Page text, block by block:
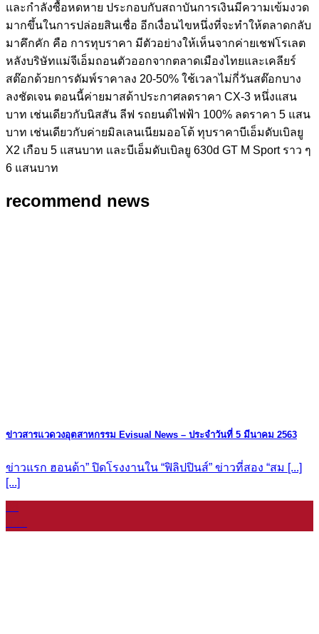
และกำลังซื้อหดหาย ประกอบกับสถาบันการเงินมีความเข้มงวด
มากขึ้นในการปล่อยสินเชื่อ อีกเงื่อนไขหนึ่งที่จะทำให้ตลาดกลับ
มาคึกคัก คือ การทุบราคา มีตัวอย่างให้เห็นจากค่ายเชฟโรเลต
หลังบริษัทแม่จีเอ็มถอนตัวออกจากตลาดเมืองไทยและเคลียร์
สต๊อกด้วยการดัมพ์ราคาลง 20-50% ใช้เวลาไม่กี่วันสต๊อกบาง
ลงชัดเจน ตอนนี้ค่ายมาสด้าประกาศลดราคา CX-3 หนึ่งแสน
บาท เช่นเดียวกับนิสสัน ลีฟ รถยนต์ไฟฟ้า 100% ลดราคา 5 แสน
บาท เช่นเดียวกับค่ายมิลเลนเนียมออโต้ ทุบราคาบีเอ็มดับเบิลยู
X2 เกือบ 5 แสนบาท และบีเอ็มดับเบิลยู 630d GT M Sport ราว ๆ
6 แสนบาท
recommend news
ข่าวสารแวดวงอุตสาหกรรม Evisual News – ประจำวันที่ 5 มีนาคม 2563
ข่าวแรก ฮอนด้า” ปิดโรงงานใน “ฟิลิปปินส์” ข่าวที่สอง “สม [...]
[...]